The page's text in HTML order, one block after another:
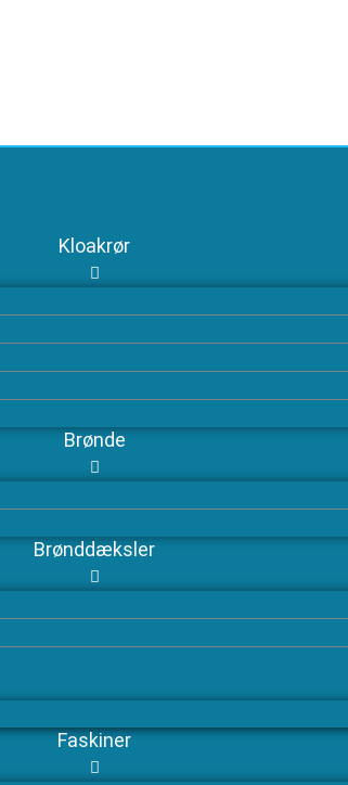
Kloakrør
Brønde
Brønddæksler
Faskiner